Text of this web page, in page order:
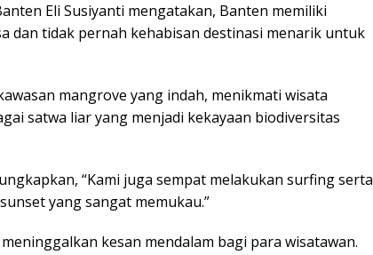
Eli Susiyanti mengatakan, Banten memiliki
dan tidak pernah kehabisan destinasi menarik untuk
mangrove yang indah, menikmati wisata
satwa liar yang menjadi kekayaan biodiversitas
“Kami juga sempat melakukan surfing serta
yang sangat memukau.”
kesan mendalam bagi para wisatawan.